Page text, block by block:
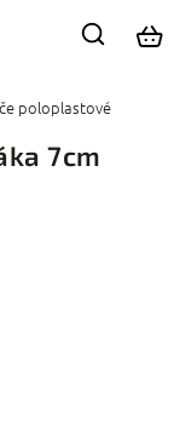
poloplastové
7cm